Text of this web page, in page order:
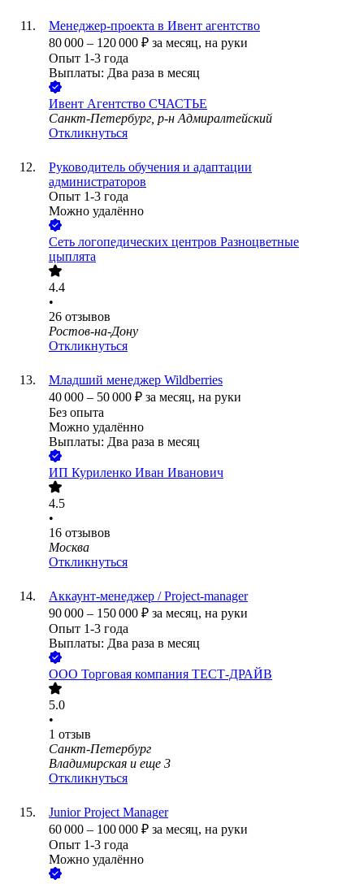
Менеджер-проекта в Ивент агентство
80 000 – 120 000 ₽ за месяц, на руки
Опыт 1-3 года
Выплаты: Два раза в месяц
Ивент Агентство СЧАСТЬЕ
Санкт-Петербург, р-н Адмиралтейский
Откликнуться
Руководитель обучения и адаптации
администраторов
Опыт 1-3 года
Можно удалённо
Сеть логопедических центров Разноцветные
цыплята
4.4
•
26 отзывов
Ростов-на-Дону
Откликнуться
Младший менеджер Wildberries
40 000 – 50 000 ₽ за месяц, на руки
Без опыта
Можно удалённо
Выплаты: Два раза в месяц
ИП Куриленко Иван Иванович
4.5
•
16 отзывов
Москва
Откликнуться
Аккаунт-менеджер / Project-manager
90 000 – 150 000 ₽ за месяц, на руки
Опыт 1-3 года
Выплаты: Два раза в месяц
ООО Торговая компания ТЕСТ-ДРАЙВ
5.0
•
1 отзыв
Санкт-Петербург
Владимирская и еще 3
Откликнуться
Junior Project Manager
60 000 – 100 000 ₽ за месяц, на руки
Опыт 1-3 года
Можно удалённо